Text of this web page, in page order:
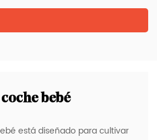
bebé
está diseñado para cultivar